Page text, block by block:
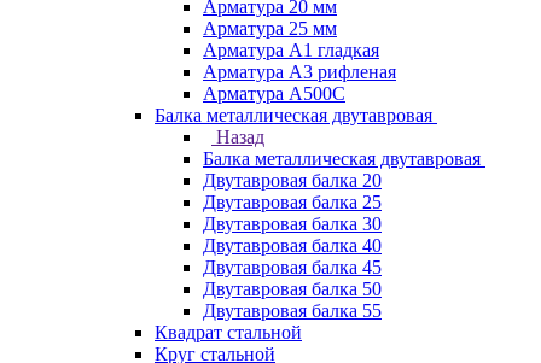
Арматура 20 мм
Арматура 25 мм
Арматура А1 гладкая
Арматура А3 рифленая
Арматура А500С
Балка металлическая двутавровая
Назад
Балка металлическая двутавровая
Двутавровая балка 20
Двутавровая балка 25
Двутавровая балка 30
Двутавровая балка 40
Двутавровая балка 45
Двутавровая балка 50
Двутавровая балка 55
Квадрат стальной
Круг стальной